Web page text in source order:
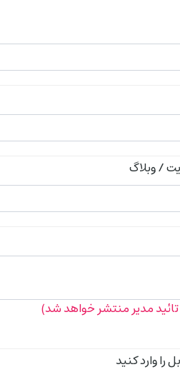
/ وبلاگ
تائید مدیر منتشر خواهد شد)
را وارد کنید